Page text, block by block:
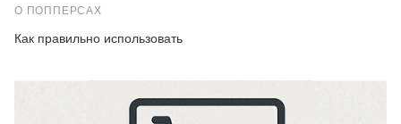
О ПОППЕРСАХ
Как правильно использовать